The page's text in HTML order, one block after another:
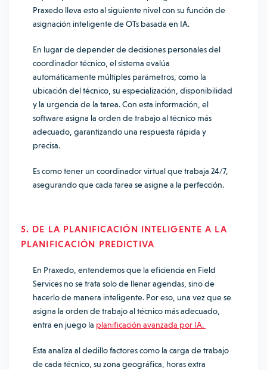
Praxedo lleva esto al siguiente nivel con su función de
asignación inteligente de OTs basada en IA.
En lugar de depender de decisiones personales del
coordinador técnico, el sistema evalúa
automáticamente múltiples parámetros, como la
ubicación del técnico, su especialización, disponibilidad
y la urgencia de la tarea. Con esta información, el
software asigna la orden de trabajo al técnico más
adecuado, garantizando una respuesta rápida y
precisa.
Es como tener un coordinador virtual que trabaja 24/7,
asegurando que cada tarea se asigne a la perfección.
5. DE LA PLANIFICACIÓN INTELIGENTE A LA
PLANIFICACIÓN PREDICTIVA
En Praxedo, entendemos que la eficiencia en Field
Services no se trata solo de llenar agendas, sino de
hacerlo de manera inteligente. Por eso, una vez que se
asigna la orden de trabajo al técnico más adecuado,
entra en juego la planificación avanzada por IA.
Esta analiza al dedillo factores como la carga de trabajo
de cada técnico, su zona geográfica, horas extra